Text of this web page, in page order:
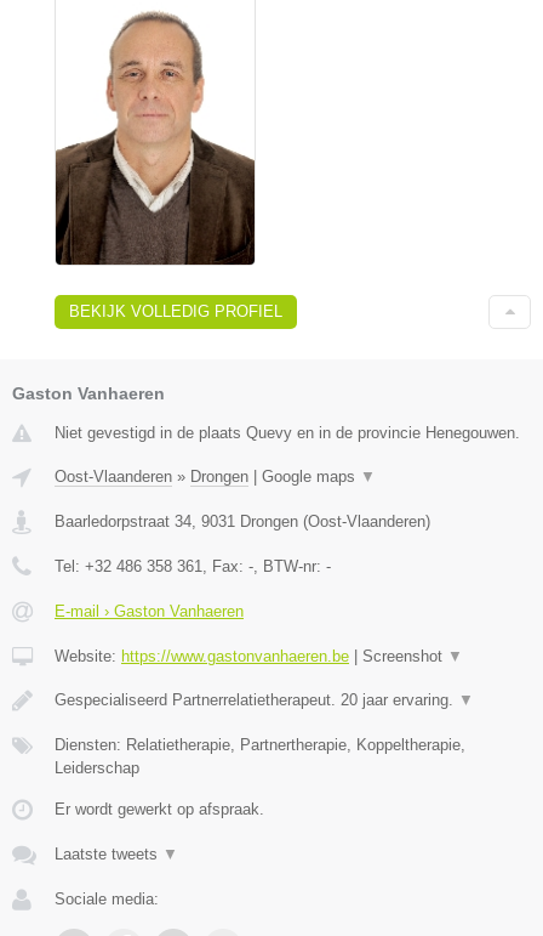
BEKIJK VOLLEDIG PROFIEL
Gaston Vanhaeren
Niet gevestigd in de plaats Quevy en in de provincie Henegouwen.
Oost-Vlaanderen » Drongen Google maps ▼
Baarledorpstraat 34, 9031 Drongen (Oost-Vlaanderen)
Tel: +32 486 358 361, Fax: -, BTW-nr: -
E-mail › Gaston Vanhaeren
Website: https://www.gastonvanhaeren.be Screenshot ▼
Gespecialiseerd Partnerrelatietherapeut. 20 jaar ervaring. ▼
Diensten: Relatietherapie, Partnertherapie, Koppeltherapie,
Leiderschap
Er wordt gewerkt op afspraak.
Laatste tweets ▼
Sociale media: